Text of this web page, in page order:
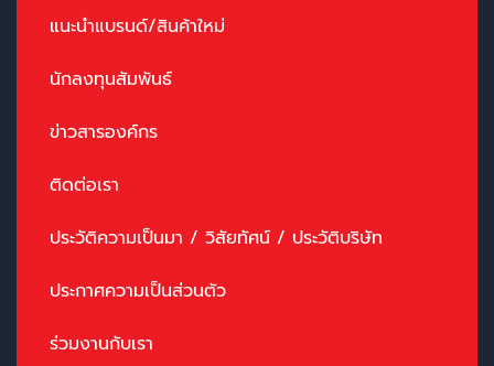
แนะนำแบรนด์/สินค้าใหม่
นักลงทุนสัมพันธ์
ข่าวสารองค์กร
ติดต่อเรา
ประวัติความเป็นมา / วิสัยทัศน์ / ประวัติบริษัท
ประกาศความเป็นส่วนตัว
ร่วมงานกับเรา